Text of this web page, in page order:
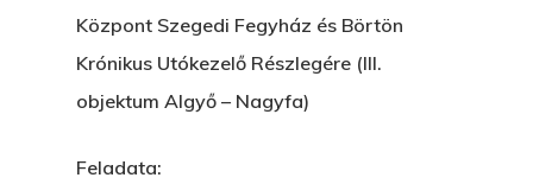
Központ Szegedi Fegyház és Börtön
Krónikus Utókezelő Részlegére (III.
objektum Algyő – Nagyfa)
Feladata: